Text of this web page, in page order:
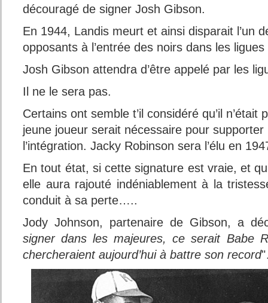
découragé de signer Josh Gibson.
En 1944, Landis meurt et ainsi disparait l’un
opposants à l’entrée des noirs dans les
Josh Gibson attendra d’être appelé par les
Il ne le sera pas.
Certains ont semble t’il considéré qu’il n’était
jeune joueur serait nécessaire pour supporter
l’intégration. Jacky Robinson sera l’élu en
En tout état, si cette signature est vraie, et
elle aura rajouté indéniablement à la
conduit à sa perte…..
Jody Johnson, partenaire de Gibson, a
signer dans les majeures, ce serait Babe
chercheraient aujourd’hui à battre son record